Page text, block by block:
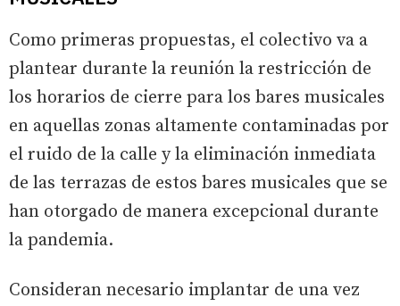
Como primeras propuestas, el colectivo va a
plantear durante la reunión la restricción de
los horarios de cierre para los bares musicales
en aquellas zonas altamente contaminadas por
el ruido de la calle y la eliminación inmediata
de las terrazas de estos bares musicales que se
han otorgado de manera excepcional durante
la pandemia.
Consideran necesario implantar de una vez